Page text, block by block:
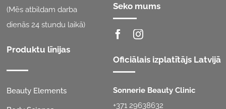
(Mēs atbildam darba
dienās 24 stundu laikā)
Produktu līnijas
Beauty Elements
Seko mums
Oficiālais izplatītājs Latvijā
Sonnerie Beauty Clinic
+371 29638632